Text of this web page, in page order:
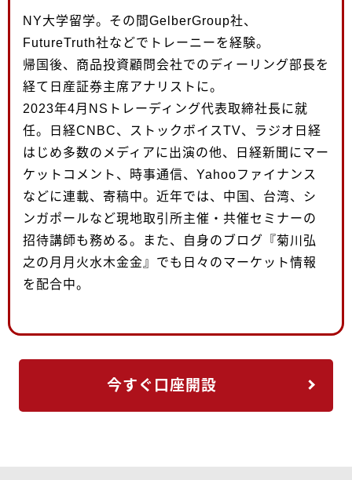
NY大学留学。その間GelberGroup社、
FutureTruth社などでトレーニーを経験。
帰国後、商品投資顧問会社でのディーリング部長を
経て日産証券主席アナリストに。
2023年4月NSトレーディング代表取締社長に就
任。日経CNBC、ストックボイスTV、ラジオ日経
はじめ多数のメディアに出演の他、日経新聞にマー
ケットコメント、時事通信、Yahooファイナンス
などに連載、寄稿中。近年では、中国、台湾、シ
ンガポールなど現地取引所主催・共催セミナーの
招待講師も務める。また、自身のブログ『菊川弘
之の月月火水木金金』でも日々のマーケット情報
を配合中。
今すぐ口座開設